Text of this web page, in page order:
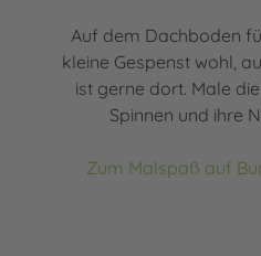
Auf dem Dachboden
kleine Gespenst wohl,
ist gerne dort. Male
Spinnen und ihre
Zum Malspaß auf